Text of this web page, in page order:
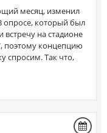
месяц, изменил
опросе, который был
на стадионе
поэтому концепцию
спросим. Так что,